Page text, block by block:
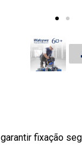
fixação